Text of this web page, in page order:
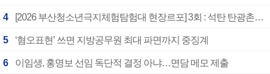
4 [2026 부산청소년극지체험탐험대 현장르포] 3회 : 석탄 탄광촌에서 북극 연구의 중심지로
5 ‘혐오표현’ 쓰면 지방공무원 최대 파면까지 중징계
6 이임생, 홍명보 선임 독단적 결정 아냐…면담 메모 제출